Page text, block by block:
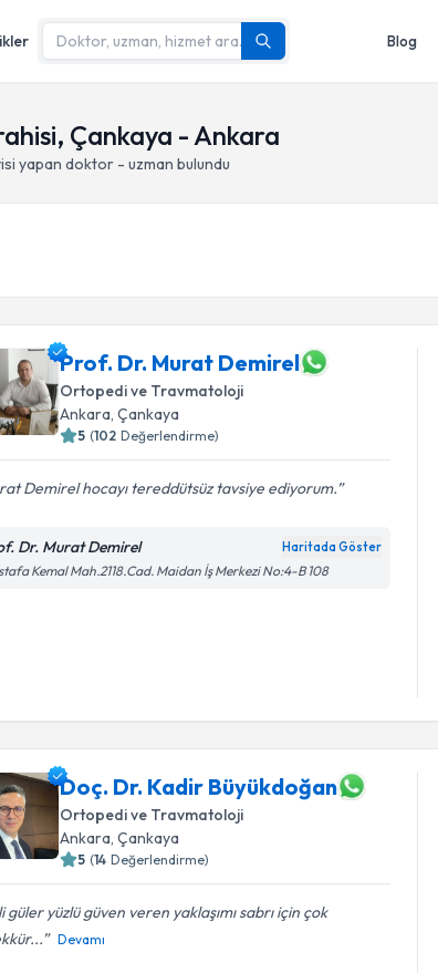
Blog
Çankaya - Ankara
yapan doktor - uzman bulundu
Prof. Dr. Murat Demirel
Ortopedi ve Travmatoloji
Ankara, Çankaya
5 (102 Değerlendirme)
Demirel hocayı tereddütsüz tavsiye ediyorum.
Dr. Murat Demirel Haritada Göster
Kemal Mah.2118.Cad. Maidan İş Merkezi No:4-B 108
Doç. Dr. Kadir Büyükdoğan
Ortopedi ve Travmatoloji
Ankara, Çankaya
5 (14 Değerlendirme)
güler yüzlü güven veren yaklaşımı sabrı için çok
Devamı